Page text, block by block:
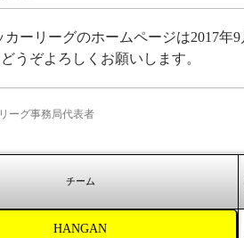
ーリーグのホームページは2017年9
うぞよろしくお願いします。
リーグ事務局代表者
チーム
HANGAN